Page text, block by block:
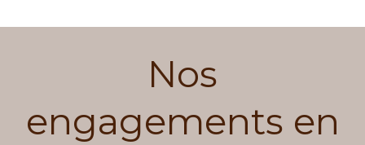
Nos
engagements en